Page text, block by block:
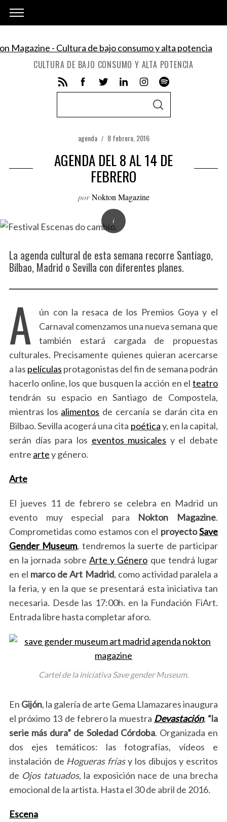
CULTURA DE BAJO CONSUMO Y ALTA POTENCIA
c
h
:
S
agenda 8 febrero, 2016
AGENDA DEL 8 AL 14 DE
FEBRERO
por Nokton Magazine
La agenda cultural de esta semana recorre Santiago,
Bilbao, Madrid o Sevilla con diferentes planes.
A
ún con la resaca de los Premios Goya y el
Carnaval comenzamos una nueva semana que
también estará cargada de propuestas
culturales. Precisamente quienes quieran acercarse
a las películas protagonistas del fin de semana podrán
hacerlo online, los que busquen la acción en elteatro
tendrán su espacio en Santiago de Compostela,
mientras los alimentos de cercanía se darán cita en
Bilbao. Sevilla acogerá una cita poéticay, en la capital,
serán días para los eventos musicales y el debate
entre artey género.
Arte
El jueves 11 de febrero se celebra en Madrid un
evento muy especial para Nokton Magazine.
Comprometidas como estamos con el proyectoSave
Gender Museum, tendremos la suerte de participar
en la jornada sobre Arte y Género que tendrá lugar
en el marco de Art Madrid, como actividad paralela a
la feria, y en la que se presentará esta iniciativa tan
necesaria. Desde las 17:00h. en la Fundación FiArt.
Entrada libre hasta completar aforo.
Cartel de la iniciativa Save gender Museum.
En Gijón, la galería de arte Gema Llamazares inaugura
el próximo 13 de febrero la muestra Devastación, “la
serie más dura” de Soledad Córdoba. Organizada en
dos ejes temáticos: las fotografías, vídeos e
instalación de Hogueras fríasy los dibujos y escritos
de Ojos tatuados, la exposición nace de una brecha
emocional de la artista. Hasta el 30 de abril de 2016.
Escena